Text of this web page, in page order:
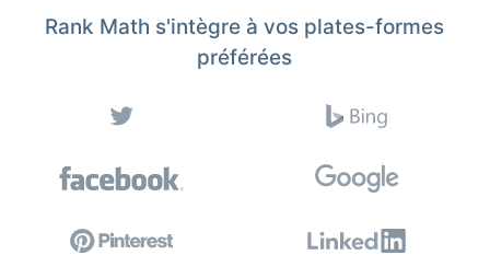
Rank Math s'intègre à vos plates-formes
préférées